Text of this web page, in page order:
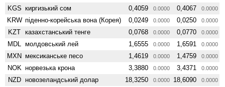
KGS киргизький сом 0,4059 0.0000 0,4067 0.0000
KRW піденно-корейська вона (Корея) 0,0249 0.0000 0,0250 0.0000
KZT казахстанський тенге 0,0768 0.0000 0,0770 0.0000
MDL молдовський лей 1,6555 0.0000 1,6591 0.0000
MXN мексиканське песо 1,4619 0.0000 1,4759 0.0000
NOK норвезька крона 3,3880 0.0000 3,4371 0.0000
NZD ново­зеландський долар 18,3250 0.0000 18,6090 0.0000